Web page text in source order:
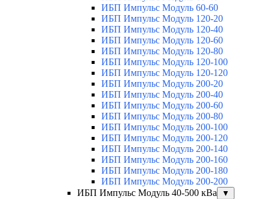
ИБП Импульс Модуль 60-60
ИБП Импульс Модуль 120-20
ИБП Импульс Модуль 120-40
ИБП Импульс Модуль 120-60
ИБП Импульс Модуль 120-80
ИБП Импульс Модуль 120-100
ИБП Импульс Модуль 120-120
ИБП Импульс Модуль 200-20
ИБП Импульс Модуль 200-40
ИБП Импульс Модуль 200-60
ИБП Импульс Модуль 200-80
ИБП Импульс Модуль 200-100
ИБП Импульс Модуль 200-120
ИБП Импульс Модуль 200-140
ИБП Импульс Модуль 200-160
ИБП Импульс Модуль 200-180
ИБП Импульс Модуль 200-200
ИБП Импульс Модуль 40-500 кВа
▼